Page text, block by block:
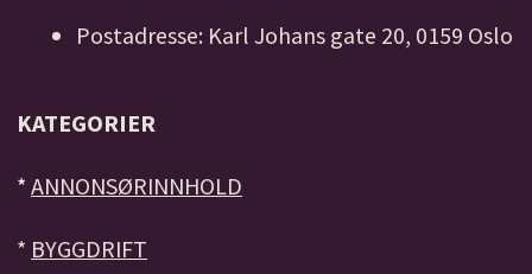
Postadresse: Karl Johans gate 20, 0159 Oslo
KATEGORIER
* ANNONSØRINNHOLD
* BYGGDRIFT